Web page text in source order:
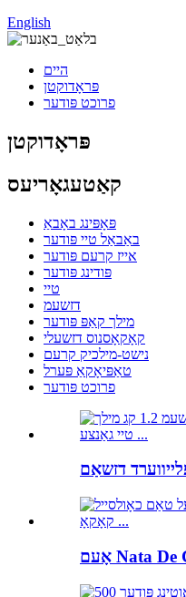
English
היים
פּראָדוקטן
פרוכט פּודער
פּראָדוקטן
קאַטעגאָריעס
פּאָפּינג באָבאַ
באַבאַל טיי פּודער
אייז קרעם פּודער
פּודינג פּודער
טיי
דזשעמ
מילך קאַפּ פּודער
קאָקאָסנוס דזשעלי
נישט-מילכיק קרעם
טאַפּיאָקאַ פּערל
פרוכט פּודער